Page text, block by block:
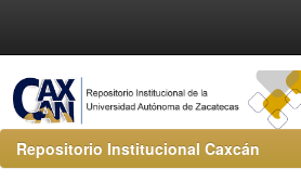
Repositorio Institucional Caxcán